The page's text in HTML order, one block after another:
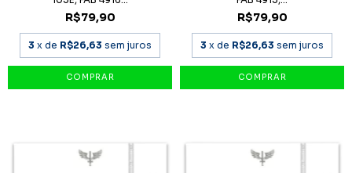
R$79,90
3 x de R$26,63 sem juros
R$79,90
3 x de R$26,63 sem juros